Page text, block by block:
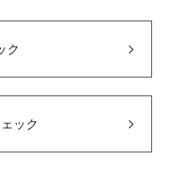
ク
ック